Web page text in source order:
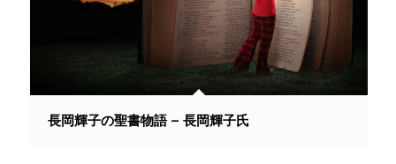
長岡輝子の聖書物語 – 長岡輝子氏